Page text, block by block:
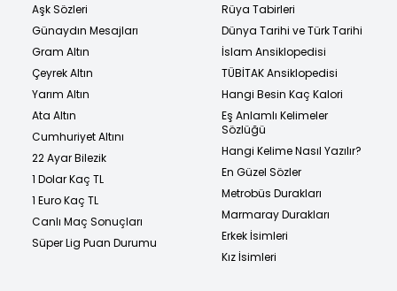
Aşk Sözleri
Günaydın Mesajları
Gram Altın
Çeyrek Altın
Yarım Altın
Ata Altın
Cumhuriyet Altını
22 Ayar Bilezik
1 Dolar Kaç TL
1 Euro Kaç TL
Canlı Maç Sonuçları
Süper Lig Puan Durumu
Rüya Tabirleri
Dünya Tarihi ve Türk Tarihi
İslam Ansiklopedisi
TÜBİTAK Ansiklopedisi
Hangi Besin Kaç Kalori
Eş Anlamlı Kelimeler
Sözlüğü
Hangi Kelime Nasıl Yazılır?
En Güzel Sözler
Metrobüs Durakları
Marmaray Durakları
Erkek İsimleri
Kız İsimleri